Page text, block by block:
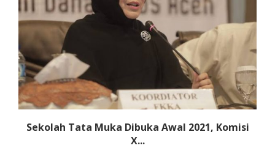
Sekolah Tata Muka Dibuka Awal 2021, Komisi
X...